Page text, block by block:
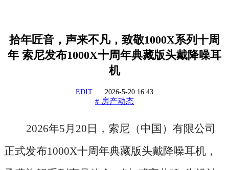
拾年匠音，声来不凡，致敬1000X系列十周
年 索尼发布1000X十周年典藏版头戴降噪耳
机
EDIT 2026-5-20 16:43
# 房产动态
2026年5月20日，索尼（中国）有限公司
正式发布1000X十周年典藏版头戴降噪耳机，